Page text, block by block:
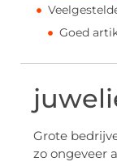
Goed
Grote
zo ongeveer